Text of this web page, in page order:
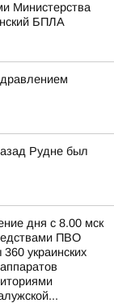
Министерства
БПЛА
Рудне был
дня с 8.00 мск
ПВО
украинских